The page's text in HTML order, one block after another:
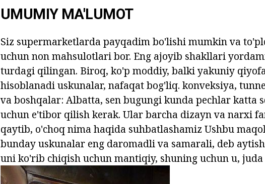
UMUMIY MA'LUMOT
Siz supermarketlarda payqadim bo'lishi mumkin va
uchun non mahsulotlari bor. Eng ajoyib shakllari
turdagi qilingan. Biroq, ko'p moddiy, balki yakuniy
hisoblanadi uskunalar, nafaqat bog'liq. konveksiya,
va boshqalar: Albatta, sen bugungi kunda pechlar katta
uchun e'tibor qilish kerak. Ular barcha dizayn va narxi
qaytib, o'choq nima haqida suhbatlashamiz Ushbu
bunday uskunalar eng daromadli va samarali, deb
uni ko'rib chiqish uchun mantiqiy, shuning uchun u,